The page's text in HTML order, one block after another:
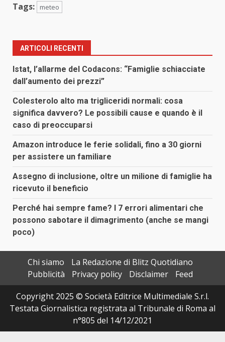
Tags: meteo
ARTICOLI RECENTI
Istat, l’allarme del Codacons: “Famiglie schiacciate
dall’aumento dei prezzi”
Colesterolo alto ma trigliceridi normali: cosa
significa davvero? Le possibili cause e quando è il
caso di preoccuparsi
Amazon introduce le ferie solidali, fino a 30 giorni
per assistere un familiare
Assegno di inclusione, oltre un milione di famiglie ha
ricevuto il beneficio
Perché hai sempre fame? I 7 errori alimentari che
possono sabotare il dimagrimento (anche se mangi
poco)
Chi siamo
La Redazione di Blitz Quotidiano
Pubblicità
Privacy policy Disclaimer
Feed
Copyright 2025 © Società Editrice Multimediale S.r.l.
Testata Giornalistica registrata al Tribunale di Roma al
n°805 del 14/12/2021